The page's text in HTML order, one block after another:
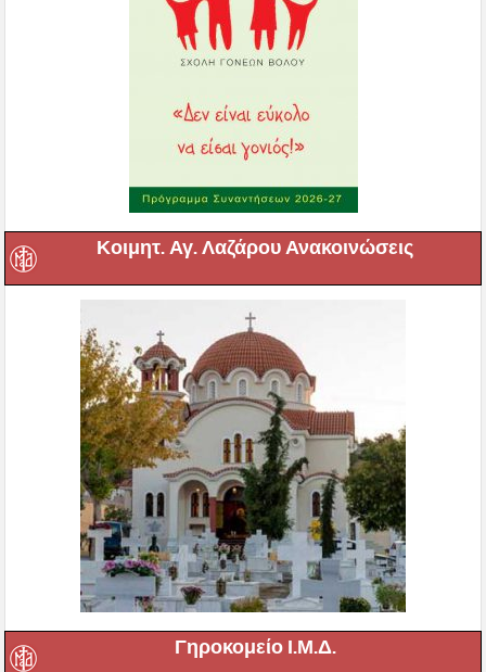
Κοιμητ. Αγ. Λαζάρου Ανακοινώσεις
Γηροκομείο Ι.Μ.Δ.